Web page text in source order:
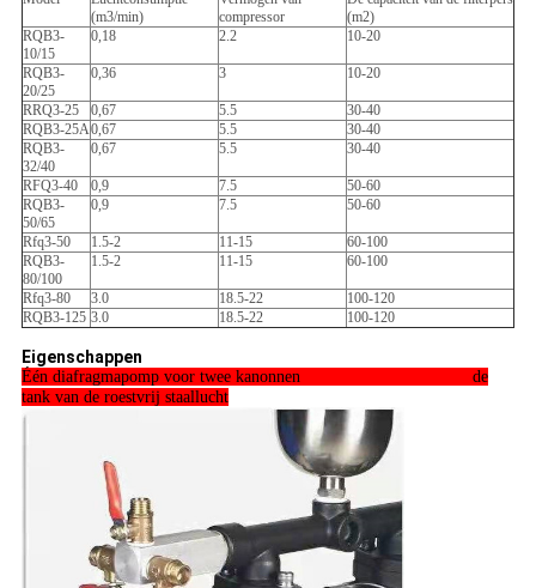
(m3/min)
compressor
(m2)
RQB3-
10/15
0,18 2.2 10-20
RQB3-
20/25
0,36 3 10-20
RRQ3-25 0,67 5.5
30-40
RQB3-25A0,67 5.5
30-40
RQB3-
32/40
0,67 5.5 30-40
RFQ3-40 0,9 7.5
50-60
RQB3-
50/65
0,9 7.5 50-60
Rfq3-50 1.5-2 11-15
60-100
RQB3-
80/100
1.5-2 11-15 60-100
Rfq3-80 3.0 18.5-22
100-120
RQB3-125 3.0 18.5-22 100-120
Eigenschappen
Één diafragmapomp voor twee kanonnen de
tank van de roestvrij staallucht